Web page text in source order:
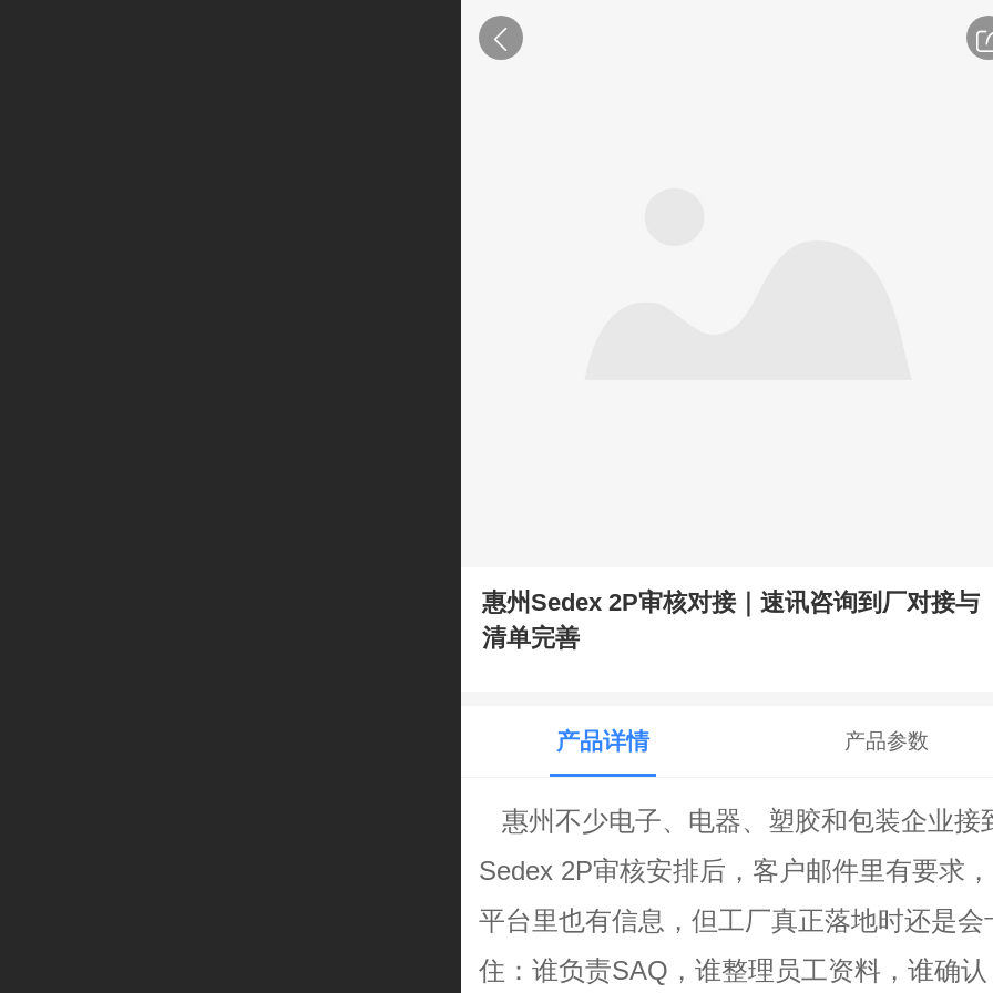
惠州Sedex 2P审核对接｜速讯咨询到厂对接与
清单完善
产品详情 产品参数
惠州不少电子、电器、塑胶和包装企业接
Sedex 2P审核安排后，客户邮件里有要求，
平台里也有信息，但工厂真正落地时还是会
住：谁负责SAQ，谁整理员工资料，谁确认